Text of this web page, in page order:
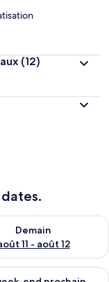
(12)
- août 11
Demain
11 - août 12
disponibilité pour
14 - août 16
disponibilité pour